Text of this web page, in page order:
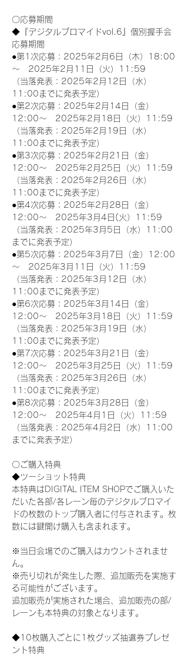
〇応募期間
◆『デジタルブロマイドvol.6』個別握手会
応募期間
●第1次応募：2025年2月6日（木）18:00
～　2025年2月11日（火）11:59
（当落発表：2025年2月12日（水）
11:00までに発表予定）
●第2次応募：2025年2月14日（金）
12:00～　2025年2月18日（火）11:59
（当落発表：2025年2月19日（水）
11:00までに発表予定）
●第3次応募：2025年2月21日（金）
12:00～　2025年2月25日（火）11:59
（当落発表：2025年2月26日（水）
11:00までに発表予定）
●第4次応募：2025年2月28日（金）
12:00～　2025年3月4日(火）11:59
（当落発表：2025年3月5日（水）11:00
までに発表予定）
●第5次応募：2025年3月7日（金）12:00
～　2025年3月11日（火）11:59
（当落発表：2025年3月12日（水）
11:00までに発表予定）
●第6次応募：2025年3月14日（金）
12:00～　2025年3月18日（火）11:59
（当落発表：2025年3月19日（水）
11:00までに発表予定）
●第7次応募：2025年3月21日（金）
12:00～　2025年3月25日（火）11:59
（当落発表：2025年3月26日（水）
11:00までに発表予定）
●第8次応募：2025年3月28日（金）
12:00～　2025年4月1日（火）11:59
（当落発表：2025年4月2日（水）11:00
までに発表予定）
〇ご購入特典
◆ツーショット特典
本特典はDIGITAL ITEM SHOPでご購入いた
だいた各部/各レーン毎のデジタルブロマイ
ドの枚数のトップ購入者に付与されます。枚
数には鍵開け購入も含まれます。
※当日会場でのご購入はカウントされませ
ん。
※売り切れが発生した際、追加販売を実施す
る可能性がございます。
追加販売が実施された場合、追加販売の部/
レーンも本特典の対象となります。
◆10枚購入ごとに1枚グッズ抽選券プレゼ
ント特典